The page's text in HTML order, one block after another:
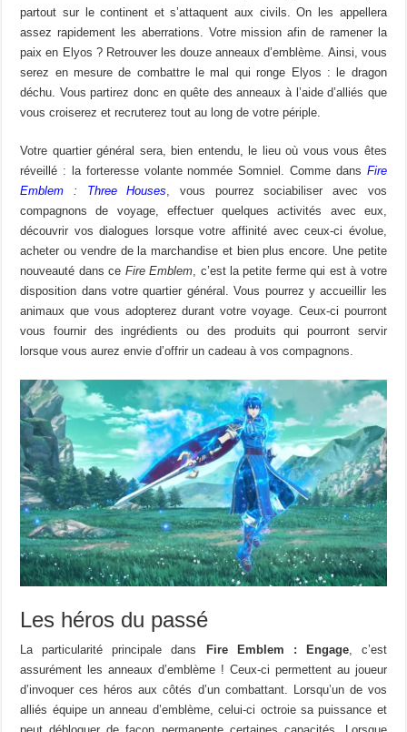
partout sur le continent et s’attaquent aux civils. On les appellera
assez rapidement les aberrations. Votre mission afin de ramener la
paix en Elyos ? Retrouver les douze anneaux d’emblème. Ainsi, vous
serez en mesure de combattre le mal qui ronge Elyos : le dragon
déchu. Vous partirez donc en quête des anneaux à l’aide d’alliés que
vous croiserez et recruterez tout au long de votre périple.
Votre quartier général sera, bien entendu, le lieu où vous vous êtes
réveillé : la forteresse volante nommée Somniel. Comme dans Fire
Emblem : Three Houses , vous pourrez sociabiliser avec vos
compagnons de voyage, effectuer quelques activités avec eux,
découvrir vos dialogues lorsque votre affinité avec ceux-ci évolue,
acheter ou vendre de la marchandise et bien plus encore. Une petite
nouveauté dans ce Fire Emblem , c’est la petite ferme qui est à votre
disposition dans votre quartier général. Vous pourrez y accueillir les
animaux que vous adopterez durant votre voyage. Ceux-ci pourront
vous fournir des ingrédients ou des produits qui pourront servir
lorsque vous aurez envie d’offrir un cadeau à vos compagnons.
Les héros du passé
La particularité principale dans Fire Emblem : Engage, c’est
assurément les anneaux d’emblème ! Ceux-ci permettent au joueur
d’invoquer ces héros aux côtés d’un combattant. Lorsqu’un de vos
alliés équipe un anneau d’emblème, celui-ci octroie sa puissance et